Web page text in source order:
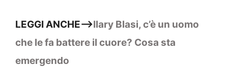
LEGGI ANCHE–>Ilary Blasi, c’è un uomo
che le fa battere il cuore? Cosa sta
emergendo